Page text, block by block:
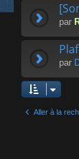
par
par
Aller à la